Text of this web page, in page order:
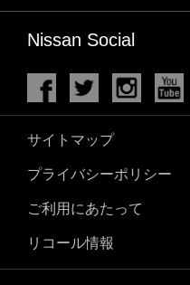
Nissan Social
サイトマップ
プライバシーポリシー
ご利用にあたって
リコール情報